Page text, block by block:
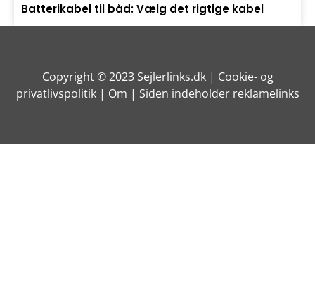
Batterikabel til båd: Vælg det rigtige kabel
Copyright © 2023 Sejlerlinks.dk | Cookie- og
privatlivspolitik| Om | Siden indeholder reklamelinks